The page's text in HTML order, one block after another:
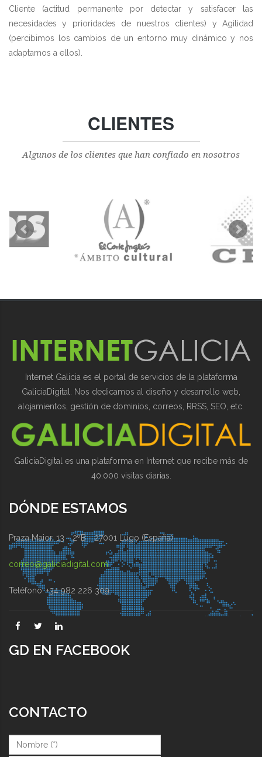
Cliente (actitud permanente por detectar y satisfacer las
necesidades y prioridades de nuestros clientes) y Agilidad
(percibimos los cambios de un entorno muy dinámico y nos
adaptamos a ellos).
CLIENTES
Algunos de los clientes que han confiado en nosotros
Internet Galicia es el portal de servicios de la plataforma
GaliciaDigital. Nos dedicamos al diseño y desarrollo web,
alojamientos, gestión de dominios, correos, RRSS, SEO, etc.
GaliciaDigital es una plataforma en Internet que recibe más de
40.000 visitas diarias.
DÓNDE ESTAMOS
Praza Maior, 13 - 2ºB - 27001 Lugo (España)
correo@galiciadigital.com
Teléfono: +34 982 226 309
GD EN FACEBOOK
CONTACTO
Nombre (*)*